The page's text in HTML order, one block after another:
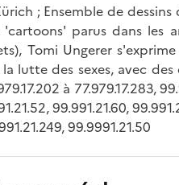
; Ensemble de
parus dans les
Tomi Ungerer
lutte des sexes, avec des
à 77.979.17.283,
99.991.21.60,
99.9991.21.50